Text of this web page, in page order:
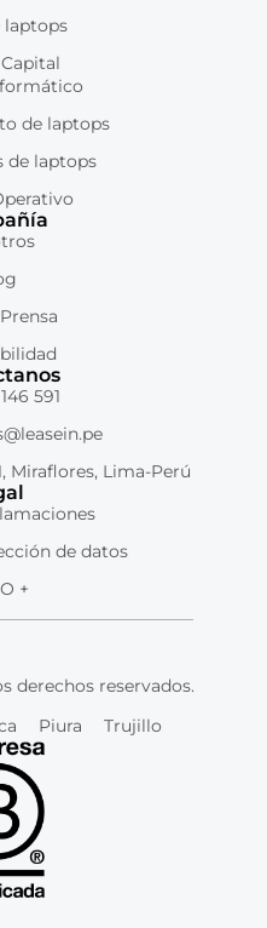
laptops
de laptops
de laptops
591
Miraflores, Lima-Perú
de datos
+
derechos reservados.
Piura Trujillo